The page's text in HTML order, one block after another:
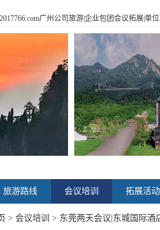
广州公司旅游|企业包团会议拓展|单
旅游路线 会议培训 拓展活动
> 会议培训 > 东莞两天会议|东城国际酒